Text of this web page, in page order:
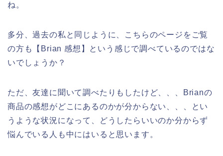
ね。
多分、過去の私と同じように、こちらのページをご覧
の方も【Brian 感想】という感じで調べているのではな
いでしょうか？
ただ、友達に聞いて調べたりもしたけど、、、Brianの
商品の感想がどこにあるのかが分からない、、、とい
うような状況になって、どうしたらいいのか分からず
悩んでいる人も中にはいると思います。